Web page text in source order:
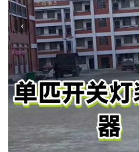
‹